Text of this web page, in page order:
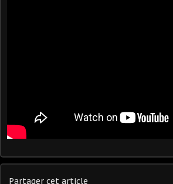
Partager cet article